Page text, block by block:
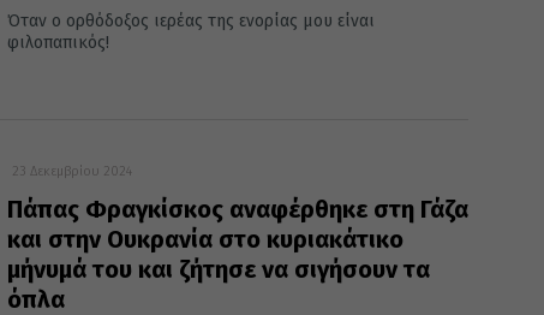
Όταν ο ορθόδοξος ιερέας της ενορίας μου είναι
φιλοπαπικός!
23 Δεκεμβρίου 2024
Πάπας Φραγκίσκος αναφέρθηκε στη Γάζα
και στην Ουκρανία στο κυριακάτικο
μήνυμά του και ζήτησε να σιγήσουν τα
όπλα